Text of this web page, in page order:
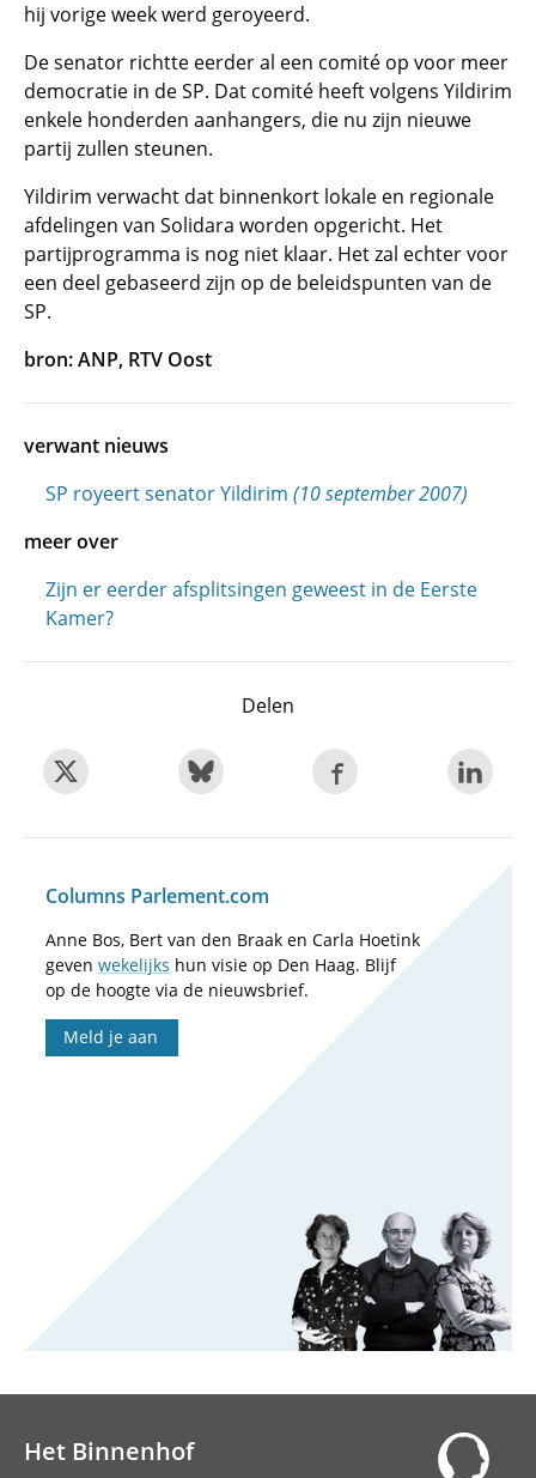
hij vorige week werd geroyeerd.
De senator richtte eerder al een comité op voor meer
democratie in de SP. Dat comité heeft volgens Yildirim
enkele honderden aanhangers, die nu zijn nieuwe
partij zullen steunen.
Yildirim verwacht dat binnenkort lokale en regionale
afdelingen van Solidara worden opgericht. Het
partijprogramma is nog niet klaar. Het zal echter voor
een deel gebaseerd zijn op de beleidspunten van de
SP.
bron: ANP, RTV Oost
verwant nieuws
SP royeert senator Yildirim (10 september 2007)
meer over
Zijn er eerder afsplitsingen geweest in de Eerste
Kamer?
Delen
Columns Parlement.com
Anne Bos, Bert van den Braak en Carla Hoetink
geven wekelijks hun visie op Den Haag. Blijf
op de hoogte via de nieuwsbrief.
Meld je aan
Het Binnenhof